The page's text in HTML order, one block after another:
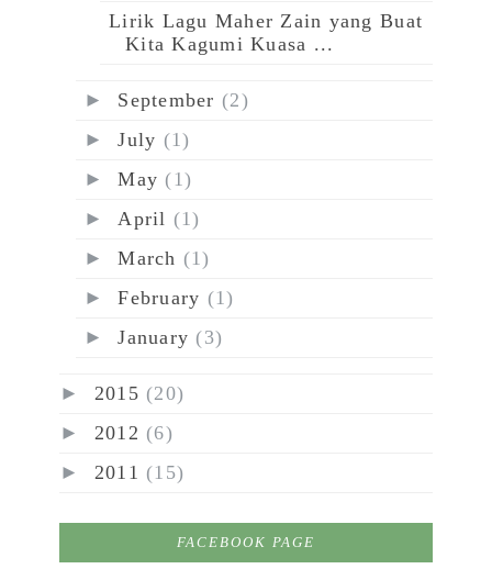
Lirik Lagu Maher Zain yang Buat
Kita Kagumi Kuasa ...
► September (2)
►July (1)
►May (1)
►April (1)
►March (1)
►February (1)
►January (3)
► 2015 (20)
► 2012 (6)
► 2011 (15)
FACEBOOK PAGE